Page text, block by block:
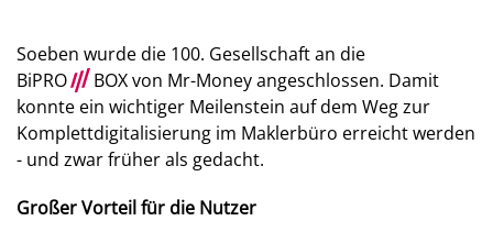
Soeben wurde die 100. Gesellschaft an die
BiPRO/// BOX von Mr-Money angeschlossen. Damit
konnte ein wichtiger Meilenstein auf dem Weg zur
Komplettdigitalisierung im Maklerbüro erreicht werden
- und zwar früher als gedacht.
Großer Vorteil für die Nutzer